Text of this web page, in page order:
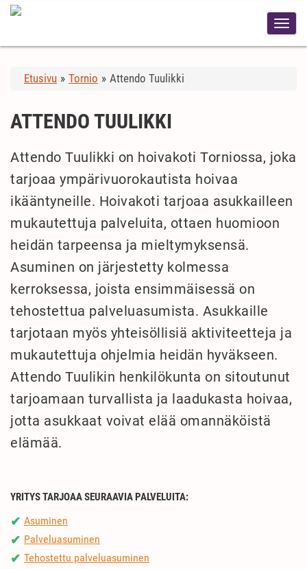
Etusivu » Tornio » Attendo Tuulikki
ATTENDO TUULIKKI
Attendo Tuulikki on hoivakoti Torniossa, joka
tarjoaa ympärivuorokautista hoivaa
ikääntyneille. Hoivakoti tarjoaa asukkailleen
mukautettuja palveluita, ottaen huomioon
heidän tarpeensa ja mieltymyksensä.
Asuminen on järjestetty kolmessa
kerroksessa, joista ensimmäisessä on
tehostettua palveluasumista. Asukkaille
tarjotaan myös yhteisöllisiä aktiviteetteja ja
mukautettuja ohjelmia heidän hyväkseen.
Attendo Tuulikin henkilökunta on sitoutunut
tarjoamaan turvallista ja laadukasta hoivaa,
jotta asukkaat voivat elää omannäköistä
elämää.
YRITYS TARJOAA SEURAAVIA PALVELUITA:
✔ Asuminen
✔ Palveluasuminen
✔ Tehostettu palveluasuminen